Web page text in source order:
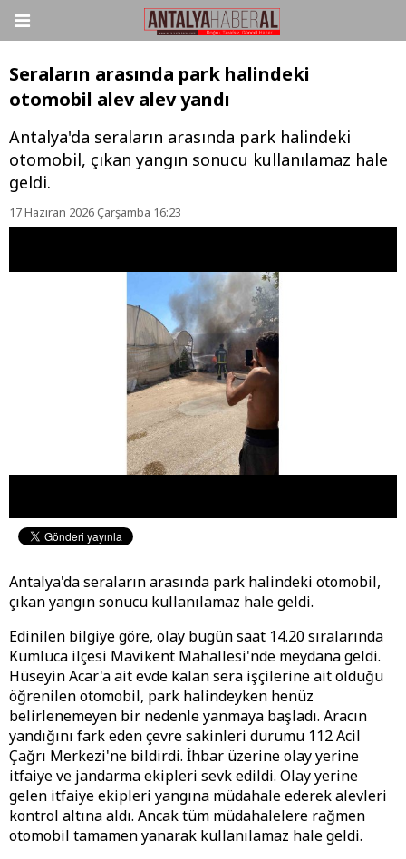
Seraların arasında park halindeki
otomobil alev alev yandı
Antalya'da seraların arasında park halindeki
otomobil, çıkan yangın sonucu kullanılamaz hale
geldi.
17 Haziran 2026 Çarşamba 16:23
Antalya'da seraların arasında park halindeki otomobil,
çıkan yangın sonucu kullanılamaz hale geldi.
Edinilen bilgiye göre, olay bugün saat 14.20 sıralarında
Kumluca ilçesi Mavikent Mahallesi'nde meydana geldi.
Hüseyin Acar'a ait evde kalan sera işçilerine ait olduğu
öğrenilen otomobil, park halindeyken henüz
belirlenemeyen bir nedenle yanmaya başladı. Aracın
yandığını fark eden çevre sakinleri durumu 112 Acil
Çağrı Merkezi'ne bildirdi. İhbar üzerine olay yerine
itfaiye ve jandarma ekipleri sevk edildi. Olay yerine
gelen itfaiye ekipleri yangına müdahale ederek alevleri
kontrol altına aldı. Ancak tüm müdahalelere rağmen
otomobil tamamen yanarak kullanılamaz hale geldi.